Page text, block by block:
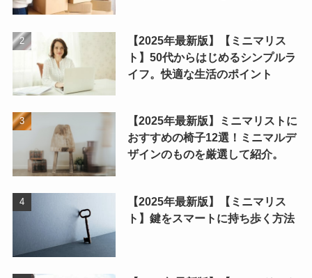
【2025年最新版】【ミニマリス
ト】50代からはじめるシンプルラ
イフ。快適な生活のポイント
【2025年最新版】ミニマリストに
おすすめの椅子12選！ミニマルデ
ザインのものを厳選して紹介。
【2025年最新版】【ミニマリス
ト】鍵をスマートに持ち歩く方法